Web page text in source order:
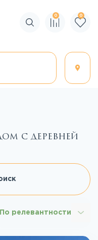
Поиск по сайту
0 0
с деревней
По релевантности